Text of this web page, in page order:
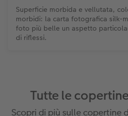
Superficie morbida e vellutata,
morbidi: la carta fotografica silk-
foto più belle un aspetto
di riflessi.
Tutte le
Scopri di più sulle copertine